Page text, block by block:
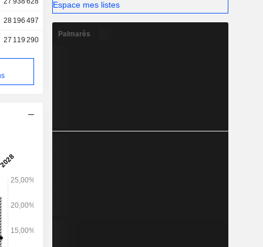
28 196 497
27 119 290
Espace mes listes
Palmarès